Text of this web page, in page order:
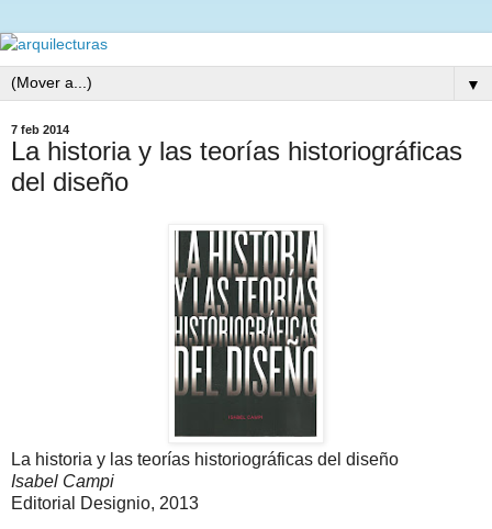
▼
7 feb 2014
La historia y las teorías historiográficas
del diseño
La historia y las teorías historiográficas del diseño
Isabel Campi
Editorial Designio, 2013